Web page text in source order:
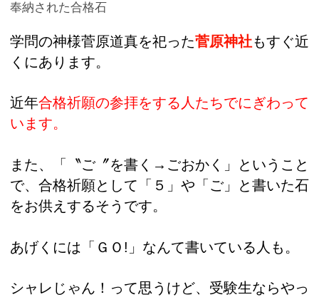
奉納された合格石
学問の神様菅原道真を祀った菅原神社もすぐ近
くにあります。
近年合格祈願の参拝をする人たちでにぎわって
います。
また、「〝ご〞を書く→ごおかく」ということ
で、合格祈願として「５」や「ご」と書いた石
をお供えするそうです。
あげくには「ＧＯ!」なんて書いている人も。
シャレじゃん！って思うけど、受験生ならやっ